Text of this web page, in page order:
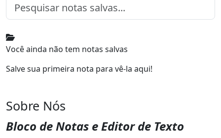
Você ainda não tem notas salvas
Salve sua primeira nota para vê-la aqui!
Sobre Nós
Bloco de Notas e Editor de Texto